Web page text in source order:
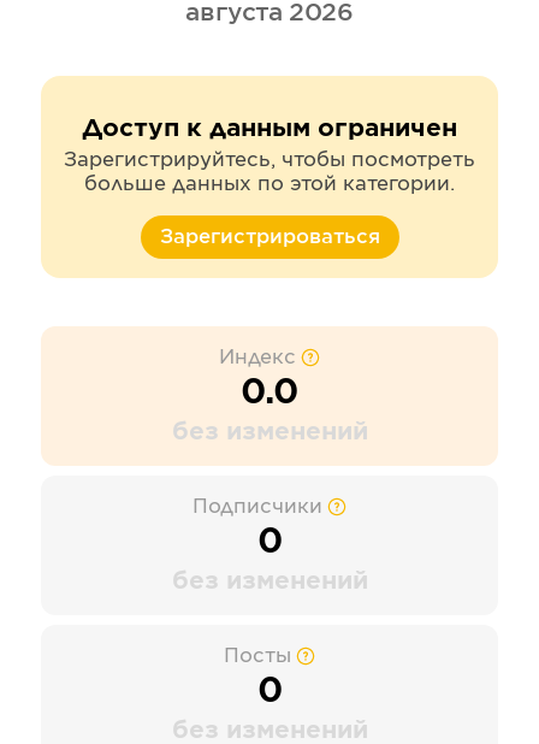
августа 2026
Доступ к данным ограничен
Зарегистрируйтесь, чтобы посмотреть
больше данных по этой категории.
Зарегистрироваться
Индекс
0.0
без изменений
Подписчики
0
без изменений
Посты
0
без изменений